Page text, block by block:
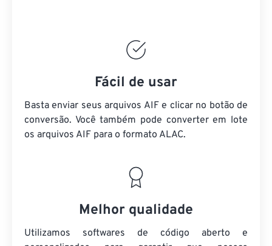
Fácil de usar
Basta enviar seus arquivos AIF e clicar no botão de
conversão. Você também pode converter em lote
os arquivos AIF para o formato ALAC.
Melhor qualidade
Utilizamos softwares de código aberto e